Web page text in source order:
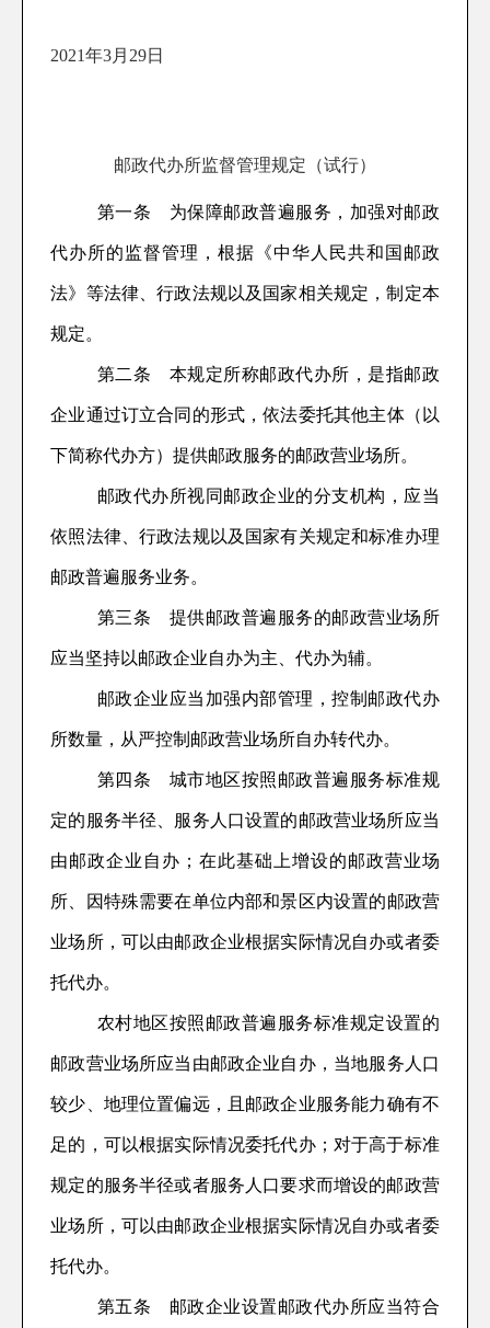
2021年3月 29日
邮政代办所监督管理规定（试行）
第一条 为保障邮政普遍服务 ，加强对邮政
代办所的监督管理，根据《中华人民共和国邮政
法》等法律 、行政法规以及国家相关规定，制定本
规定。
第二条 本规定所称邮政代办所， 是指邮政
企业通过订立合同的形式，依法委托其他主体（以
下简称代办方）提供邮政服务的邮政营业场所。
邮政代办所视同邮政企业的分支机构， 应当
依照法律、行政法规以及国家有关规定和标准办理
邮政普遍服务业务。
第三条 提供邮政普遍服务的邮政营业场所
应当坚持以邮政企业自办为主、代办为辅。
邮政企业应当加强内部管理，控制 邮政代办
所数量 ， 从严控制 邮政营业场所自办转代办。
第四条 城市地区按照邮政普遍服务标准规
定的服务半径、服务人口设置的邮政营业场所应当
由邮政企业自办；在此基础上增设的邮政营业场
所、因特殊需要在单位内部和景区内设置的邮政营
业场所，可以由邮政企业根据实际情况自办或者委
托代办。
农村地区按照邮政普遍服务标准规定设置的
邮政营业场所应当 由邮政企业自办，当地服务人口
较少 地理位置偏远，且 邮政企业服务能力确有不
足的，可以根据实际情况委托代办；对于高于标准
规定的服务半径或者服务人口要求而增设的邮政营
业场所，可以由邮政企业根据实际情况自办或者委
托代办。
第五条 邮政企业设置邮政代办所应当符合